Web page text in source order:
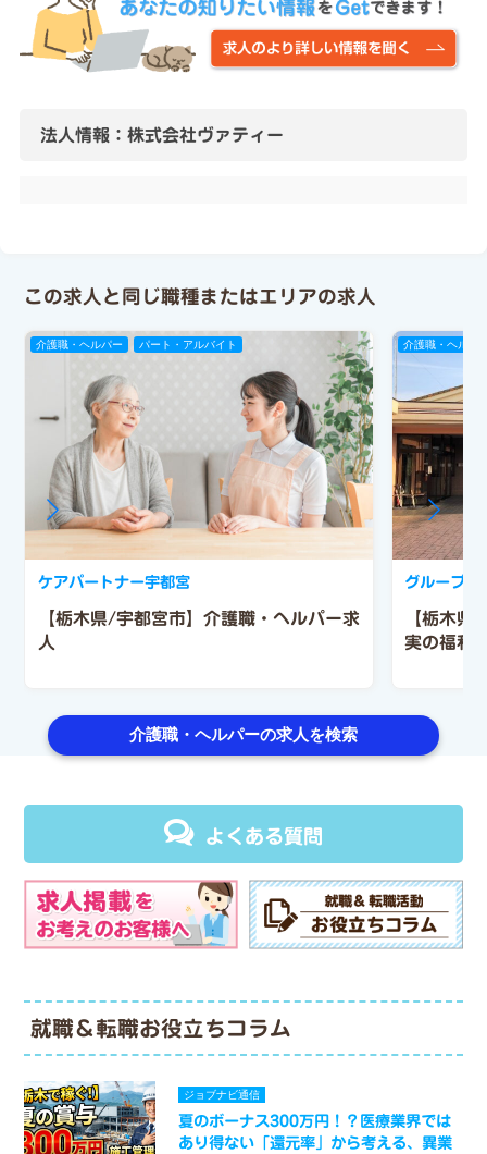
法人情報：株式会社ヴァティー
この求人と同じ職種またはエリアの求人
介護職・ヘルパー パート・アルバイト
【栃木県/宇都宮市】介護職・ヘルパー求
人
ケアパートナー宇都宮
介護職・ヘルパ
【栃木県
実の福利
グループ
介護職・ヘルパーの求人を検索
よくある質問
就職＆転職お役立ちコラム
ジョブナビ通信
夏のボーナス300万円！？医療業界では
あり得ない「還元率」から考える、異業